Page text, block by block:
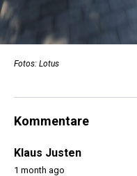
Fotos: Lotus
Kommentare
Klaus Justen
1 month ago